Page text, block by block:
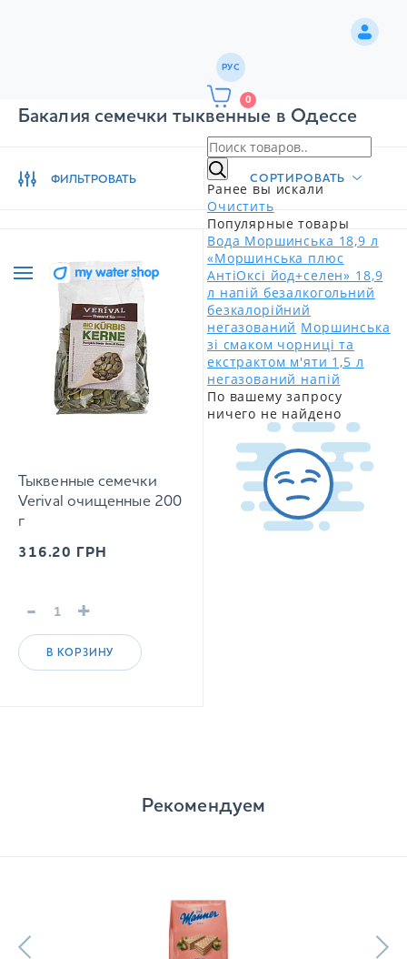
РУС
0
Ранее вы искали
Очистить
Популярные товары
Вода Моршинська 18,9 л
«Моршинська плюс
АнтіОксі йод+селен» 18,9
л напій безалкогольний
безкалорійний
негазований Моршинська
зі смаком чорниці та
екстрактом м'яти 1,5 л
негазований напій
По вашему запросу
ничего не найдено
Бакалия семечки тыквенные в Одессе
ФИЛЬТРОВАТЬ СОРТИРОВАТЬ
Тыквенные семечки
Verival очищенные 200
г
316.20 ГРН
- +
В КОРЗИНУ
Рекомендуем